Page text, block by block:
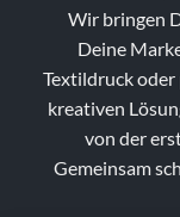
Wir bringen
Deine
Textildruck
kreativen
von der
Gemeinsam